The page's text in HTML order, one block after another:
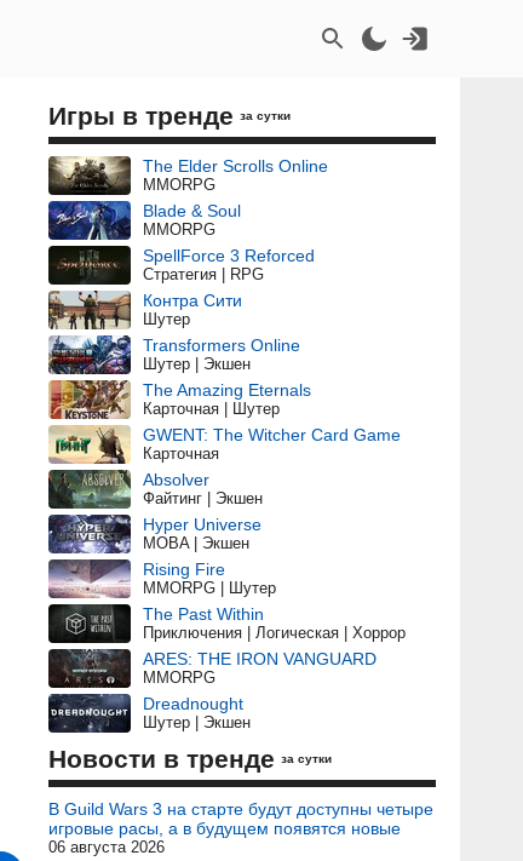
Игры в тренде за сутки
The Elder Scrolls Online
MMORPG
Blade & Soul
MMORPG
SpellForce 3 Reforced
Стратегия | RPG
Контра Сити
Шутер
Transformers Online
Шутер | Экшен
The Amazing Eternals
Карточная | Шутер
GWENT: The Witcher Card Game
Карточная
Absolver
Файтинг | Экшен
Hyper Universe
MOBA | Экшен
Rising Fire
MMORPG | Шутер
The Past Within
Приключения | Логическая | Хоррор
ARES: THE IRON VANGUARD
MMORPG
Dreadnought
Шутер | Экшен
Новости в тренде за сутки
В Guild Wars 3 на старте будут доступны четыре
игровые расы, а в будущем появятся новые
06 августа 2026